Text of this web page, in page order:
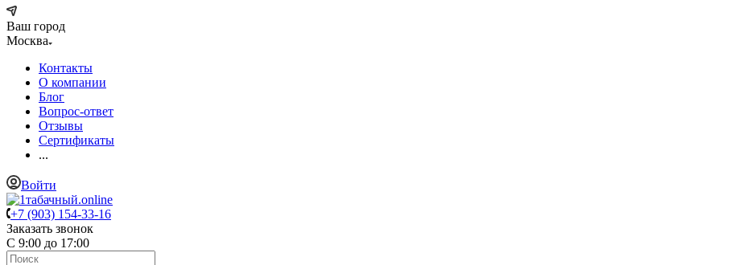
Ваш город
Москва
Контакты
О компании
Блог
Вопрос-ответ
Отзывы
Сертификаты
...
Войти
+7 (903) 154-33-16
Заказать звонок
С 9:00 до 17:00